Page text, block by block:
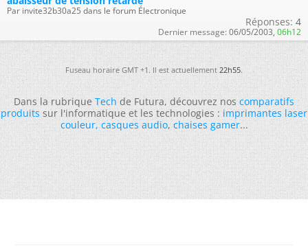
Par invite32b30a25 dans le forum Électronique
Réponses: 4
Dernier message: 06/05/2003, 06h12
Fuseau horaire GMT +1. Il est actuellement 22h55.
Dans la rubriqueTechde Futura, découvrez noscomparatifs
produitssur l'informatique et les technologies :imprimantes laser
couleur,casques audio,chaises gamer...